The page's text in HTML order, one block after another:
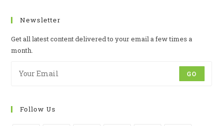
Newsletter
Get all latest content delivered to your email a few times a
month.
GO
Follow Us